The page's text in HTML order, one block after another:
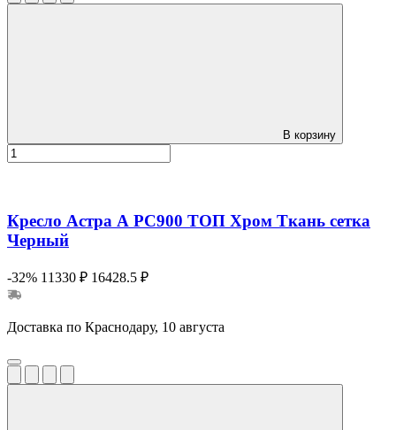
В корзину
Кресло Астра А РС900 ТОП Хром Ткань сетка
Черный
-32% 11330 ₽ 16428.5 ₽
Доставка по Краснодару, 10 августа